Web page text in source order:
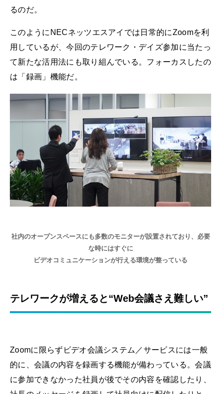
るのだ。
このようにNECネッツエスアイでは日常的にZoomを利
用しているが、今回のテレワーク・デイズ参加に当たっ
て新たな活用法にも取り組んでいる。フォーカスしたの
は「録画」機能だ。
社内のオープンスペースにも多数のモニターが設置されており、必要
な時にはすぐに
ビデオコミュニケーションが行える環境が整っている
テレワークが増えると“Web会議さえ難しい”
Zoomに限らずビデオ会議システム／サービスには一般
的に、会議の内容を録画する機能が備わっている。会議
に参加できなかった社員が後でその内容を確認したり、